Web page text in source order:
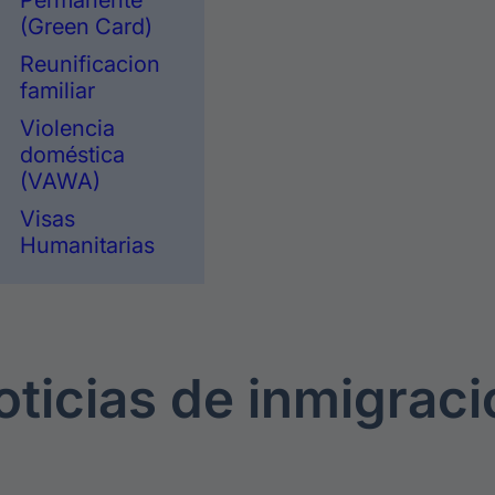
(Green Card)
Reunificacion
familiar
Violencia
doméstica
(VAWA)
Visas
Humanitarias
de